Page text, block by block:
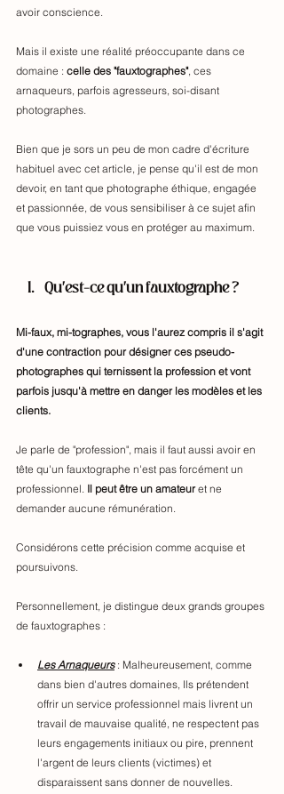
avoir conscience.
Mais il existe une réalité préoccupante dans ce
domaine : celle des "fauxtographes", ces
arnaqueurs, parfois agresseurs, soi-disant
photographes.
Bien que je sors un peu de mon cadre d'écriture
habituel avec cet article, je pense qu'il est de mon
devoir, en tant que photographe éthique, engagée
et passionnée, de vous sensibiliser à ce sujet afin
que vous puissiez vous en protéger au maximum.
Qu'est-ce qu'un fauxtographe ?
Mi-faux, mi-tographes, vous l'aurez compris il s'agit
d'une contraction pour désigner ces pseudo-
photographes qui ternissent la profession et vont
parfois jusqu'à mettre en danger les modèles et les
clients.
Je parle de "profession", mais il faut aussi avoir en
tête qu'un fauxtographe n'est pas forcément un
professionnel. Il peut être un amateur et ne
demander aucune rémunération.
Considérons cette précision comme acquise et
poursuivons.
Personnellement, je distingue deux grands groupes
de fauxtographes :
Les Arnaqueurs : Malheureusement, comme
dans bien d'autres domaines, Ils prétendent
offrir un service professionnel mais livrent un
travail de mauvaise qualité, ne respectent pas
leurs engagements initiaux ou pire, prennent
l'argent de leurs clients (victimes) et
disparaissent sans donner de nouvelles.